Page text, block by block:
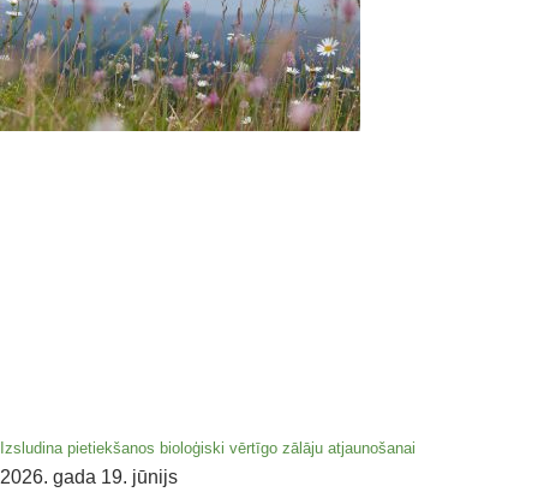
Izsludina pietiekšanos bioloģiski vērtīgo zālāju atjaunošanai
2026. gada 19. jūnijs